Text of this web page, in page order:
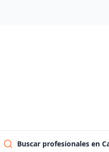
Buscar profesionales en